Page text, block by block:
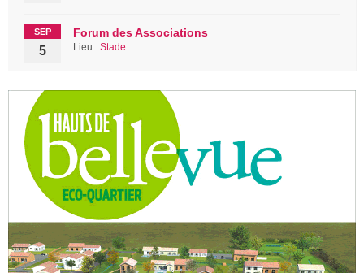
SEP
5
Forum des Associations
Lieu : Stade